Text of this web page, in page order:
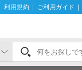
利用規約 ご利用ガイド